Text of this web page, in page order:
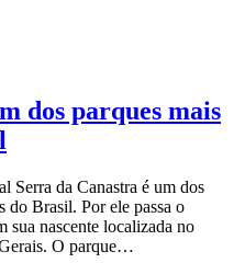
dos parques mais
Serra da Canastra é um dos
do Brasil. Por ele passa o
sua nascente localizada no
O parque…